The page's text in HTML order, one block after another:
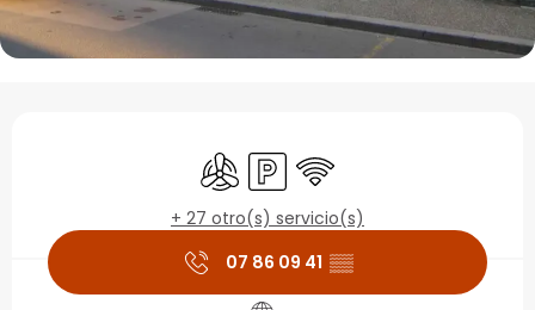
Horarios y datos de
Aire Acondicionado
Aparcamiento
Wifi
+ 27 otro(s) servicio(s)
07 86 09 41 ▒▒